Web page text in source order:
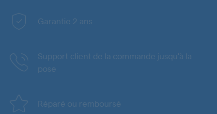
Garantie 2 ans
Support client de la commande jusqu'à la
pose
Réparé ou remboursé